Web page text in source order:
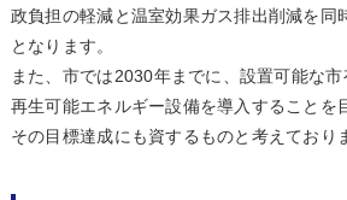
政負担の軽減と温室効果ガス排出削減を同
となります。
また、市では2030年までに、設置可能な
再生可能エネルギー設備を導入することを
その目標達成にも資するものと考えており